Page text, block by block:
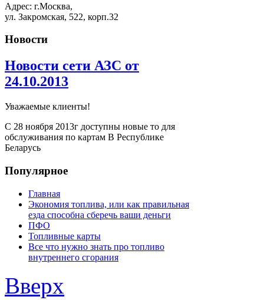
Адрес: г.Москва,
ул. Закромская, 522, корп.32
Новости
Новости сети АЗС от
24.10.2013
Уважаемые клиенты!
С 28 ноября 2013г доступны новые то для
обслуживания по картам В Республике
Беларусь
Популярное
Главная
Экономия топлива, или как правильная
езда способна сберечь ваши деньги
ПФО
Топливные карты
Все что нужно знать про топливо
внутреннего сгорания
Вверх